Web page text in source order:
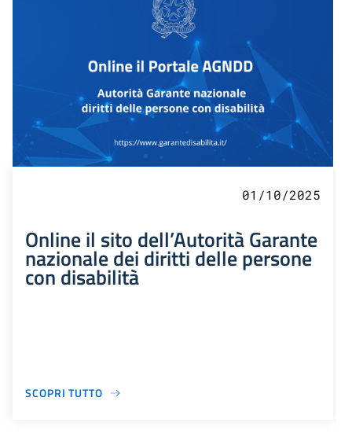
01/10/2025
Online il sito dell’Autorità Garante
nazionale dei diritti delle persone
con disabilità
SCOPRI TUTTO